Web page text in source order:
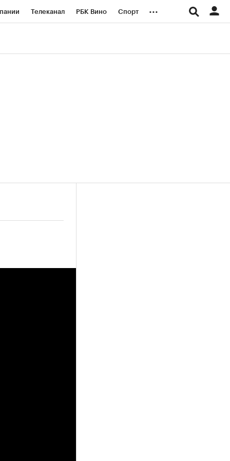
Телеканал РБК Вино Спорт ...